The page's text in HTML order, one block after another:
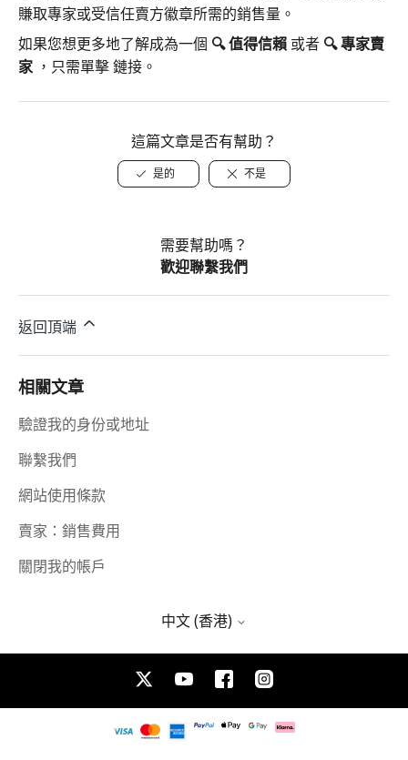
賺取專家或受信任賣方徽章所需的銷售量。
如果您想更多地了解成為一個 🔍值得信賴 或者 🔍專家賣
家 ，只需單擊 鏈接。
這篇文章是否有幫助？
是的 不是
需要幫助嗎？
歡迎聯繫我們
返回頂端
相關文章
驗證我的身份或地址
聯繫我們
網站使用條款
賣家：銷售費用
關閉我的帳戶
中文 (香港)